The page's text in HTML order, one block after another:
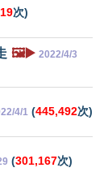
次)
🖼️▶️ 2022/4/3
4/1 (445,492次)
(301,167次)